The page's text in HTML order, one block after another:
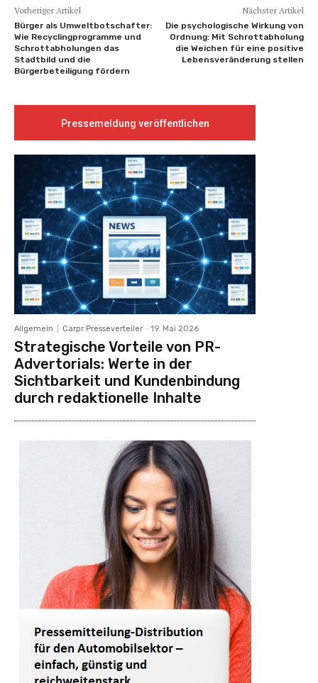
Vorheriger Artikel
Bürger als Umweltbotschafter:
Wie Recyclingprogramme und
Schrottabholungen das
Stadtbild und die
Bürgerbeteiligung fördern
Nächster Artikel
Die psychologische Wirkung von
Ordnung: Mit Schrottabholung
die Weichen für eine positive
Lebensveränderung stellen
Pressemeldung veröffentlichen
Allgemein Carpr Presseverteiler - 19. Mai 2026
Strategische Vorteile von PR-
Advertorials: Werte in der
Sichtbarkeit und Kundenbindung
durch redaktionelle Inhalte